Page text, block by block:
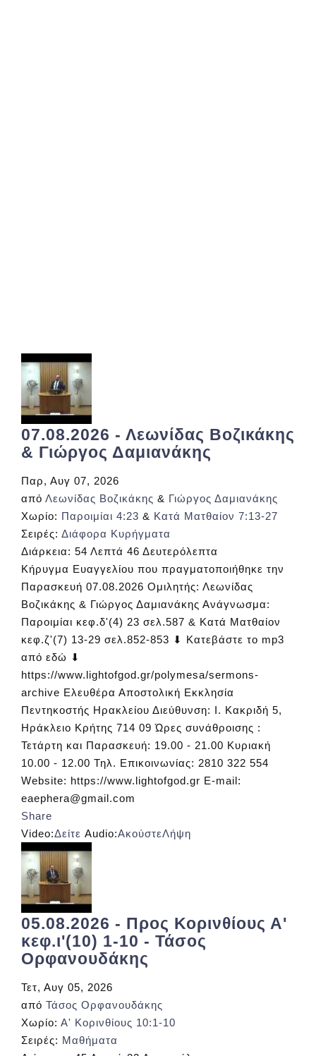
07.08.2026 - Λεωνίδας Βοζικάκης
& Γιώργος Δαμιανάκης
Παρ, Αυγ 07, 2026
από Λεωνίδας Βοζικάκης & Γιώργος Δαμιανάκης
Χωρίο: Παροιμίαι 4:23 & Κατά Ματθαίον 7:13-27
Σειρές: Διάφορα Κυρήγματα
Διάρκεια: 54 Λεπτά 46 Δευτερόλεπτα
Κήρυγμα Ευαγγελίου που πραγματοποιήθηκε την
Παρασκευή 07.08.2026 Ομιλητής: Λεωνίδας
Βοζικάκης & Γιώργος Δαμιανάκης Ανάγνωσμα:
Παροιμίαι κεφ.δ'(4) 23 σελ.587 & Κατά Ματθαίον
κεφ.ζ'(7) 13-29 σελ.852-853 ⬇ Κατεβάστε το mp3
από εδώ ⬇
https://www.lightofgod.gr/polymesa/sermons-
archive Ελευθέρα Αποστολική Εκκλησία
Πεντηκοστής Ηρακλείου Διεύθυνση: Ι. Κακριδή 5,
Ηράκλειο Κρήτης 714 09 Ώρες συνάθροισης :
Τετάρτη και Παρασκευή: 19.00 - 21.00 Κυριακή
10.00 - 12.00 Τηλ. Επικοινωνίας: 2810 322 554
Website: https://www.lightofgod.gr E-mail:
eaephera@gmail.com
Share
Video:Δείτε Audio:ΑκούστεΛήψη
05.08.2026 - Προς Κορινθίους Α'
κεφ.ι'(10) 1-10 - Τάσος
Ορφανουδάκης
Τετ, Αυγ 05, 2026
από Τάσος Ορφανουδάκης
Χωρίο: Α' Κορινθίους 10:1-10
Σειρές: Μαθήματα